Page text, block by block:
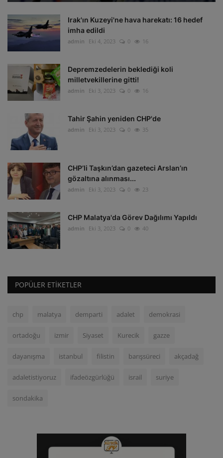
Irak'ın Kuzeyi'ne hava harekatı: 16 hedef
imha edildi
admin Eki 4, 2023 0 16
Depremzedelerin beklediği koli
milletvekillerine gitti!
admin Eki 3, 2023 0 16
Tahir Şahin yeniden CHP'de
admin Eki 3, 2023 0 35
CHP’li Taşkın’dan gazeteci Arslan’ın
gözaltına alınması...
admin Eki 3, 2023 0 23
CHP Malatya'da Görev Dağılımı Yapıldı
admin Eki 3, 2023 0 40
POPÜLER ETIKETLER
chp malatya demparti adalet demokrasi
ortadoğu izmir Siyaset Kurecik gazze
dayanışma istanbul filistin barışsüreci akçadağ
adaletistiyoruz ifadeözgürlüğü israil suriye
sondakika